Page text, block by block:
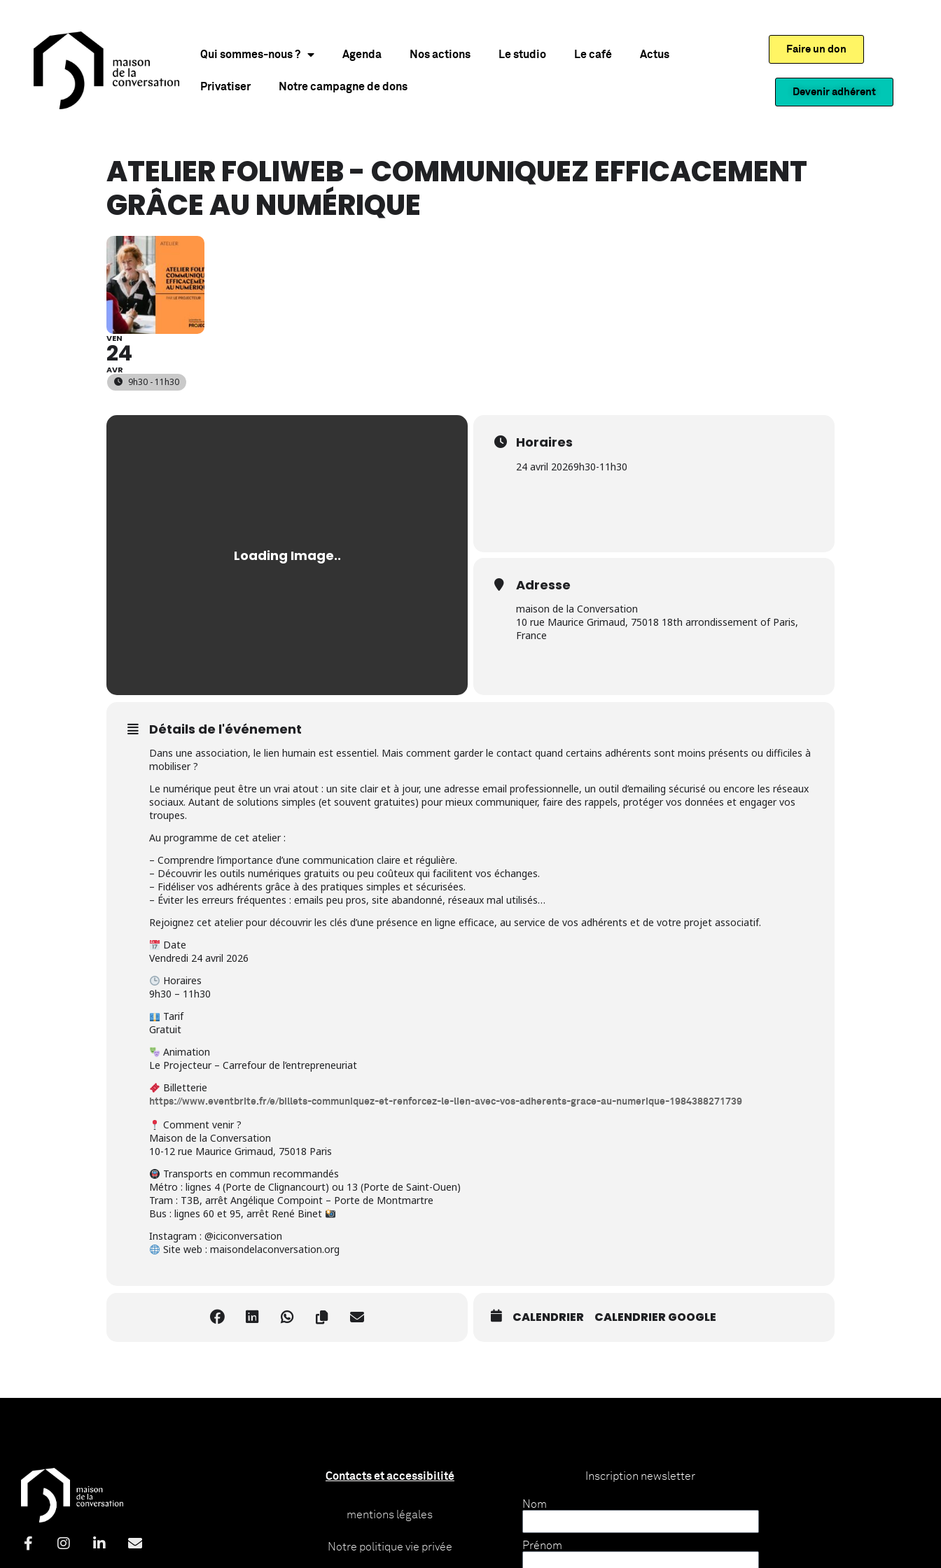
Qui sommes-nous ? Agenda Nos actions Le studio Le café Actus
Privatiser Notre campagne de dons
Faire un don
Devenir adhérent
ATELIER FOLIWEB - COMMUNIQUEZ EFFICACEMENT
GRÂCE AU NUMÉRIQUE
VEN
24
AVR
9h30 - 11h30
Horaires
24 avril 20269h30-11h30
Adresse
maison de la Conversation
10 rue Maurice Grimaud, 75018 18th arrondissement of Paris,
France
Détails de l'événement
Dans une association, le lien humain est essentiel. Mais comment garder le contact quand certains adhérents sont moins présents ou difficiles à
mobiliser ?
Le numérique peut être un vrai atout : un site clair et à jour, une adresse email professionnelle, un outil d’emailing sécurisé ou encore les réseaux
sociaux. Autant de solutions simples (et souvent gratuites) pour mieux communiquer, faire des rappels, protéger vos données et engager vos
troupes.
Au programme de cet atelier :
– Comprendre l’importance d’une communication claire et régulière.
– Découvrir les outils numériques gratuits ou peu coûteux qui facilitent vos échanges.
– Fidéliser vos adhérents grâce à des pratiques simples et sécurisées.
– Éviter les erreurs fréquentes : emails peu pros, site abandonné, réseaux mal utilisés…
Rejoignez cet atelier pour découvrir les clés d’une présence en ligne efficace, au service de vos adhérents et de votre projet associatif.
Date
Vendredi 24 avril 2026
Horaires
9h30 – 11h30
Tarif
Gratuit
Animation
Le Projecteur – Carrefour de l’entrepreneuriat
Billetterie
https://www.eventbrite.fr/e/billets-communiquez-et-renforcez-le-lien-avec-vos-adherents-grace-au-numerique-1984388271739
Comment venir ?
Maison de la Conversation
10-12 rue Maurice Grimaud, 75018 Paris
Transports en commun recommandés
Métro : lignes 4 (Porte de Clignancourt) ou 13 (Porte de Saint-Ouen)
Tram : T3B, arrêt Angélique Compoint – Porte de Montmartre
Bus : lignes 60 et 95, arrêt René Binet
Instagram : @iciconversation
Site web : maisondelaconversation.org
CALENDRIER CALENDRIER GOOGLE
Contacts et accessibilité
mentions légales
Notre politique vie privée
Inscription newsletter
Nom
Prénom